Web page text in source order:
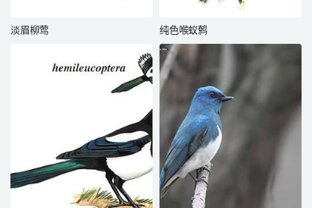
淡眉柳莺 纯色喉蚁鹩